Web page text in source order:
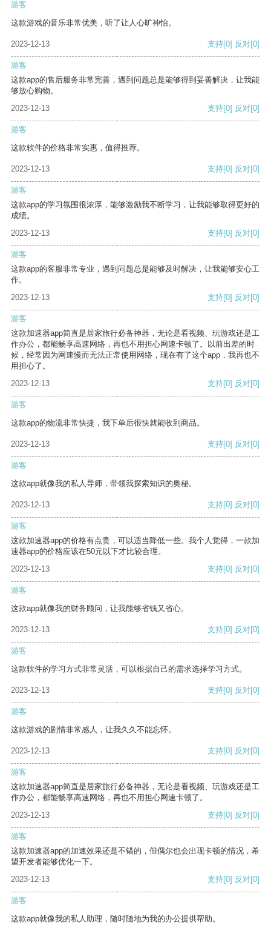
游客
这款游戏的音乐非常优美，听了让人心旷神怡。
2023-12-13 支持[0] 反对[0]
游客
这款app的售后服务非常完善，遇到问题总是能够得到妥善解决，让我能
够放心购物。
2023-12-13
支持[0] 反对[0]
游客
这款软件的价格非常实惠，值得推荐。
2023-12-13 支持[0] 反对[0]
游客
这款app的学习氛围很浓厚，能够激励我不断学习，让我能够取得更好的
成绩。
2023-12-13
支持[0] 反对[0]
游客
这款app的客服非常专业，遇到问题总是能够及时解决，让我能够安心工
作。
2023-12-13
支持[0] 反对[0]
游客
这款加速器app简直是居家旅行必备神器，无论是看视频、玩游戏还是工
作办公，都能畅享高速网络，再也不用担心网速卡顿了。以前出差的时
候，经常因为网速慢而无法正常使用网络，现在有了这个app，我再也不
用担心了。
2023-12-13
支持[0] 反对[0]
游客
这款app的物流非常快捷，我下单后很快就能收到商品。
2023-12-13 支持[0] 反对[0]
游客
这款app就像我的私人导师，带领我探索知识的奥秘。
2023-12-13 支持[0] 反对[0]
游客
这款加速器app的价格有点贵，可以适当降低一些。我个人觉得，一款加
速器app的价格应该在50元以下才比较合理。
2023-12-13
支持[0] 反对[0]
游客
这款app就像我的财务顾问，让我能够省钱又省心。
2023-12-13 支持[0] 反对[0]
游客
这款软件的学习方式非常灵活，可以根据自己的需求选择学习方式。
2023-12-13 支持[0] 反对[0]
游客
这款游戏的剧情非常感人，让我久久不能忘怀。
2023-12-13 支持[0] 反对[0]
游客
这款加速器app简直是居家旅行必备神器，无论是看视频、玩游戏还是工
作办公，都能畅享高速网络，再也不用担心网速卡顿了。
2023-12-13
支持[0] 反对[0]
游客
这款加速器app的加速效果还是不错的，但偶尔也会出现卡顿的情况，希
望开发者能够优化一下。
2023-12-13
支持[0] 反对[0]
游客
这款app就像我的私人助理，随时随地为我的办公提供帮助。